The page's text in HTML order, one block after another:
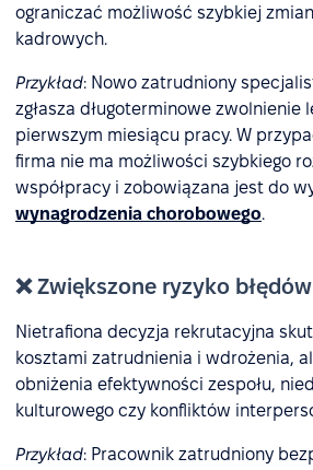
ograniczać możliwość szybkiej
kadrowych.
Przykład: Nowo zatrudniony
zgłasza długoterminowe zwolnienie
pierwszym miesiącu pracy. W
firma nie ma możliwości szybkiego
współpracy i zobowiązana jest do
wynagrodzenia chorobowego.
❌ Zwiększone ryzyko
Nietrafiona decyzja rekrutacyjna
kosztami zatrudnienia i wdrożenia,
obniżenia efektywności zespołu,
kulturowego czy konfliktów
Przykład: Pracownik zatrudniony